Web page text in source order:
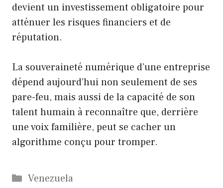
devient un investissement obligatoire pour
atténuer les risques financiers et de
réputation.
La souveraineté numérique d’une entreprise
dépend aujourd’hui non seulement de ses
pare-feu, mais aussi de la capacité de son
talent humain à reconnaître que, derrière
une voix familière, peut se cacher un
algorithme conçu pour tromper.
Catégories
Venezuela